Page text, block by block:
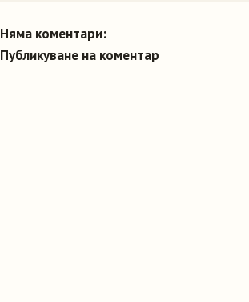
Няма коментари:
Публикуване на коментар